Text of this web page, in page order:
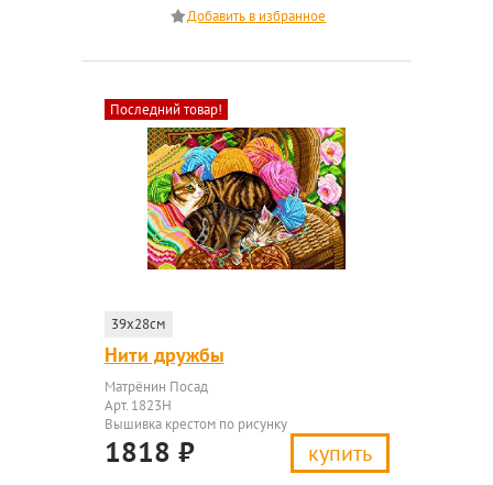
Последний товар!
39x28см
Нити дружбы
Матрёнин Посад
Арт. 1823Н
Вышивка крестом по рисунку
1818 ₽ купить